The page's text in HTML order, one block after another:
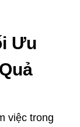
Ưu
việc trong